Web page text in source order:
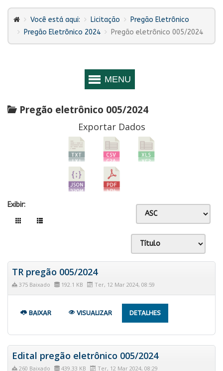
Você está aqui: Licitação
Pregão Eletrônico
Pregão Eletrônico 2024
Pregão eletrônico 005/2024
Pregão eletrônico 005/2024
Exportar Dados
Exibir:
TR pregão 005/2024
375 Baixado 192.1 KB Ter, 12 Mar 2024, 08:59
BAIXAR VISUALIZAR DETALHES
Edital pregão eletrônico 005/2024
260 Baixado 439.33 KB Ter, 12 Mar 2024, 08:29